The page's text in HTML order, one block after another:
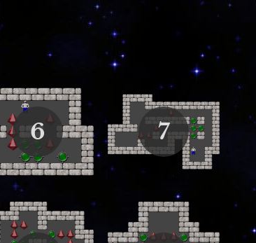
6 7